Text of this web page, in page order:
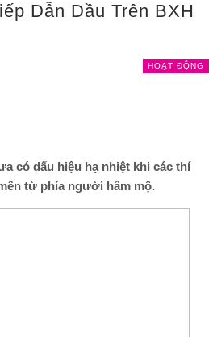
Dẫn Dầu Trên BXH
HOẠT ĐỘNG
có dấu hiệu hạ nhiệt khi các thí
từ phía người hâm mộ.